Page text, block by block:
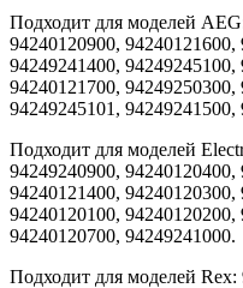
Подходит для моделей
94240120900,
94249241400,
94240121700,
94249245101, 94249241500,
Подходит для моделей
94249240900,
94240121400,
94240120100,
94240120700, 94249241000.
Подходит для моделей Rex: